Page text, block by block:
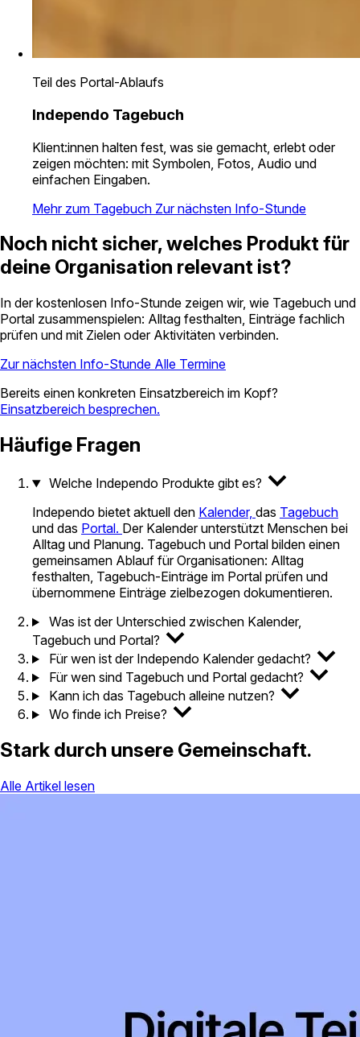
Teil des Portal-Ablaufs
Independo Tagebuch
Klient:innen halten fest, was sie gemacht, erlebt oder
zeigen möchten: mit Symbolen, Fotos, Audio und
einfachen Eingaben.
Mehr zum Tagebuch Zur nächsten Info-Stunde
Noch nicht sicher, welches Produkt für
deine Organisation relevant ist?
In der kostenlosen Info-Stunde zeigen wir, wie Tagebuch und
Portal zusammenspielen: Alltag festhalten, Einträge fachlich
prüfen und mit Zielen oder Aktivitäten verbinden.
Zur nächsten Info-Stunde Alle Termine
Bereits einen konkreten Einsatzbereich im Kopf?
Einsatzbereich besprechen.
Häufige Fragen
Welche Independo Produkte gibt es?
Independo bietet aktuell den Kalender, das Tagebuch
und das Portal. Der Kalender unterstützt Menschen bei
Alltag und Planung. Tagebuch und Portal bilden einen
gemeinsamen Ablauf für Organisationen: Alltag
festhalten, Tagebuch-Einträge im Portal prüfen und
übernommene Einträge zielbezogen dokumentieren.
Was ist der Unterschied zwischen Kalender,
Tagebuch und Portal?
Für wen ist der Independo Kalender gedacht?
Für wen sind Tagebuch und Portal gedacht?
Kann ich das Tagebuch alleine nutzen?
Wo finde ich Preise?
Stark durch unsere Gemeinschaft.
Alle Artikel lesen